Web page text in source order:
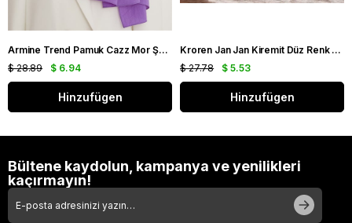
Armine Trend Pamuk Cazz Mor Şal 21210
$ 6.94
$ 28.89
Hinzufügen
Kroren Jan Jan Kiremit Düz Renk Şal 7301-85
$ 5.53
$ 27.78
Hinzufügen
Bültene kaydolun, kampanya ve yenilikleri
kaçırmayın!